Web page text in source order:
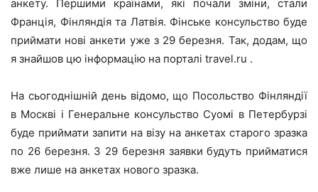
анкету. Першими країнами, які почали зміни, стали
Франція, Фінляндія та Латвія. Фінське консульство буде
приймати нові анкети уже з 29 березня. Так, додам, що
я знайшов цю інформацію на порталі travel.ru .
На сьогоднішній день відомо, що Посольство Фінляндії
в Москві і Генеральне консульство Суомі в Петербурзі
буде приймати запити на візу на анкетах старого зразка
по 26 березня. З 29 березня заявки будуть прийматися
вже лише на анкетах нового зразка.